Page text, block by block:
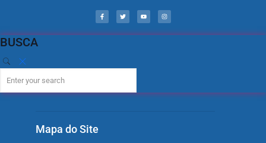
BUSCA
Mapa do Site